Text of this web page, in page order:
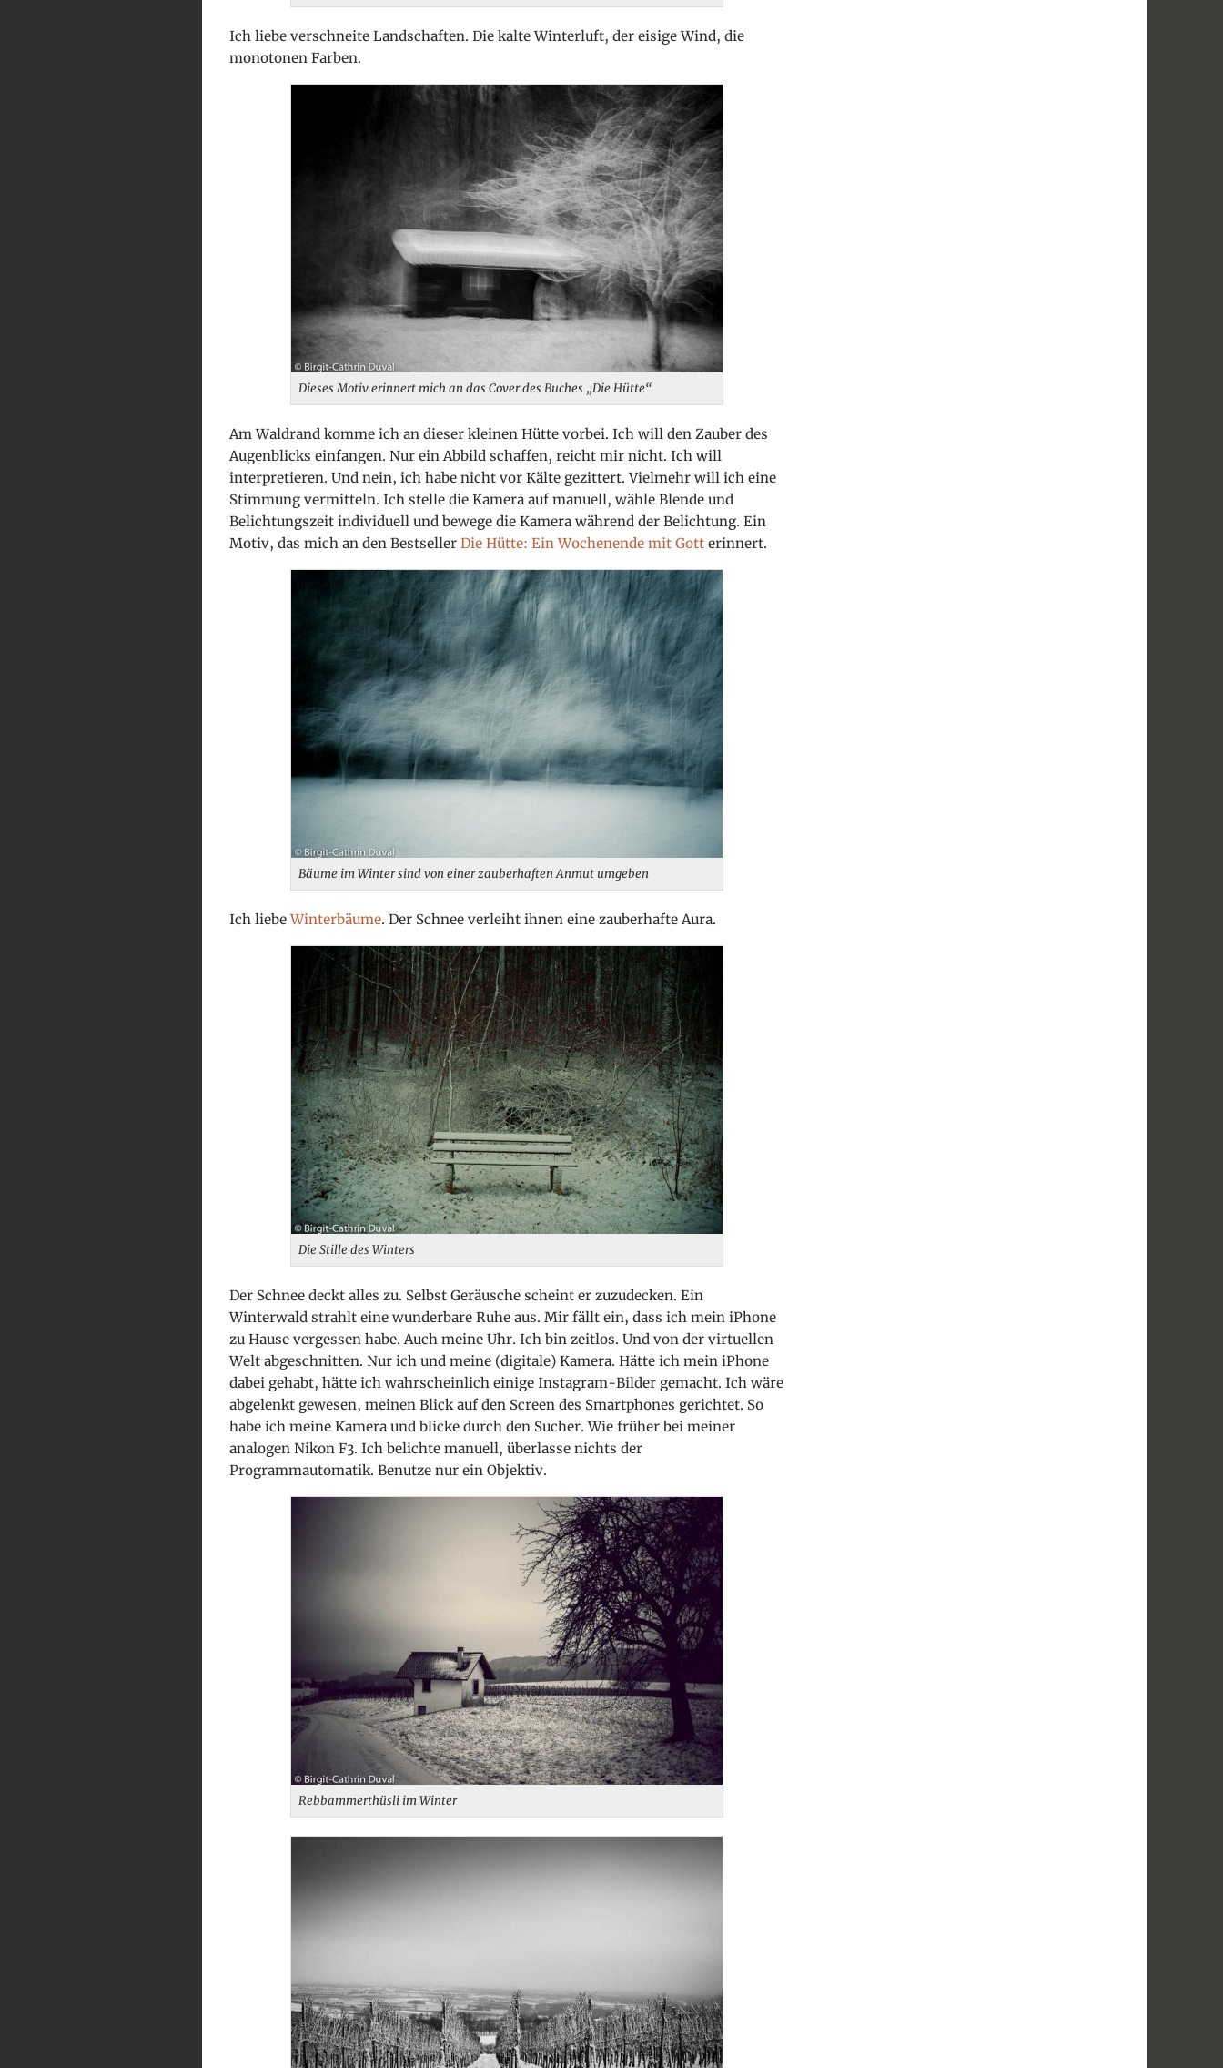
Ich liebe verschneite Landschaften. Die kalte Winterluft, der eisige Wind, die
monotonen Farben.
Dieses Motiv erinnert mich an das Cover des Buches „Die Hütte“
Am Waldrand komme ich an dieser kleinen Hütte vorbei. Ich will den Zauber des
Augenblicks einfangen. Nur ein Abbild schaffen, reicht mir nicht. Ich will
interpretieren. Und nein, ich habe nicht vor Kälte gezittert. Vielmehr will ich eine
Stimmung vermitteln. Ich stelle die Kamera auf manuell, wähle Blende und
Belichtungszeit individuell und bewege die Kamera während der Belichtung. Ein
Motiv, das mich an den Bestseller Die Hütte: Ein Wochenende mit Gott erinnert.
Bäume im Winter sind von einer zauberhaften Anmut umgeben
Ich liebeWinterbäume. Der Schnee verleiht ihnen eine zauberhafte Aura.
Die Stille des Winters
Der Schnee deckt alles zu. Selbst Geräusche scheint er zuzudecken. Ein
Winterwald strahlt eine wunderbare Ruhe aus. Mir fällt ein, dass ich mein iPhone
zu Hause vergessen habe. Auch meine Uhr. Ich bin zeitlos. Und von der virtuellen
Welt abgeschnitten. Nur ich und meine (digitale) Kamera. Hätte ich mein iPhone
dabei gehabt, hätte ich wahrscheinlich einige Instagram-Bilder gemacht. Ich wäre
abgelenkt gewesen, meinen Blick auf den Screen des Smartphones gerichtet. So
habe ich meine Kamera und blicke durch den Sucher. Wie früher bei meiner
analogen Nikon F3. Ich belichte manuell, überlasse nichts der
Programmautomatik. Benutze nur ein Objektiv.
Rebbammerthüsli im Winter